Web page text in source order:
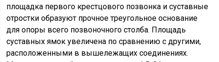
площадка первого крестцового позвонка и суставные
отростки образуют прочное треугольное основание
для опоры всего позвоночного столба. Площадь
суставных ямок увеличена по сравнению с другими,
расположенными в вышележащих соединениях.